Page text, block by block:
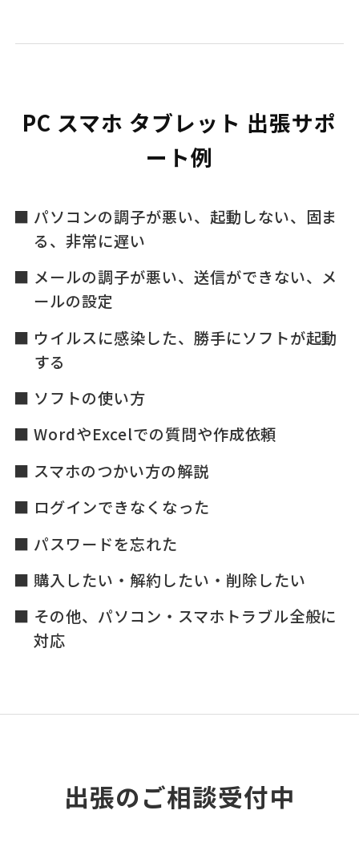
PC スマホ タブレット 出張サポ
ート例
パソコンの調子が悪い、起動しない、固ま
る、非常に遅い
メールの調子が悪い、送信ができない、メ
ールの設定
ウイルスに感染した、勝手にソフトが起動
する
ソフトの使い方
WordやExcelでの質問や作成依頼
スマホのつかい方の解説
ログインできなくなった
パスワードを忘れた
購入したい・解約したい・削除したい
その他、パソコン・スマホトラブル全般に
対応
出張のご相談受付中